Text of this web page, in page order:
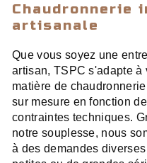
Chaudronnerie
artisanale
Que vous soyez une
artisan, TSPC s'adapte
matière de
sur mesure en fonction
contraintes techniques.
notre souplesse, nous
à des demandes